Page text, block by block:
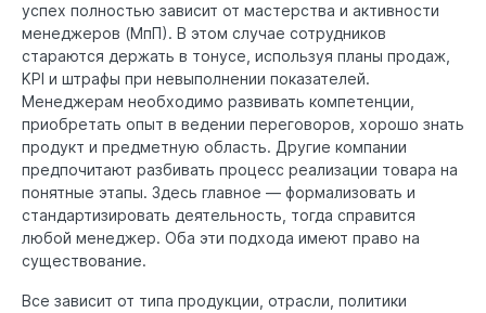
успех полностью зависит от мастерства и активности
менеджеров (МпП). В этом случае сотрудников
стараются держать в тонусе, используя планы продаж,
KPI и штрафы при невыполнении показателей.
Менеджерам необходимо развивать компетенции,
приобретать опыт в ведении переговоров, хорошо знать
продукт и предметную область. Другие компании
предпочитают разбивать процесс реализации товара на
понятные этапы. Здесь главное — формализовать и
стандартизировать деятельность, тогда справится
любой менеджер. Оба эти подхода имеют право на
существование.
Все зависит от типа продукции, отрасли, политики